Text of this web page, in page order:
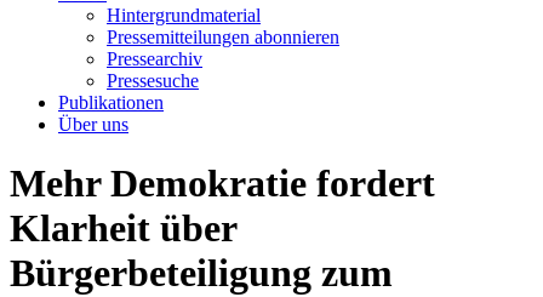
Hintergrundmaterial
Pressemitteilungen abonnieren
Pressearchiv
Pressesuche
Publikationen
Über uns
Mehr Demokratie fordert
Klarheit über
Bürgerbeteiligung zum